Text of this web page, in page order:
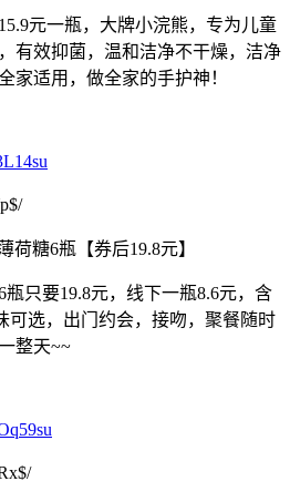
元一瓶，大牌小浣熊，专为儿童
有效抑菌，温和洁净不干燥，洁净
家适用，做全家的手护神！
荷糖6瓶【券后19.8元】
只要19.8元，线下一瓶8.6元，含
可选，出门约会，接吻，聚餐随时
整天~~